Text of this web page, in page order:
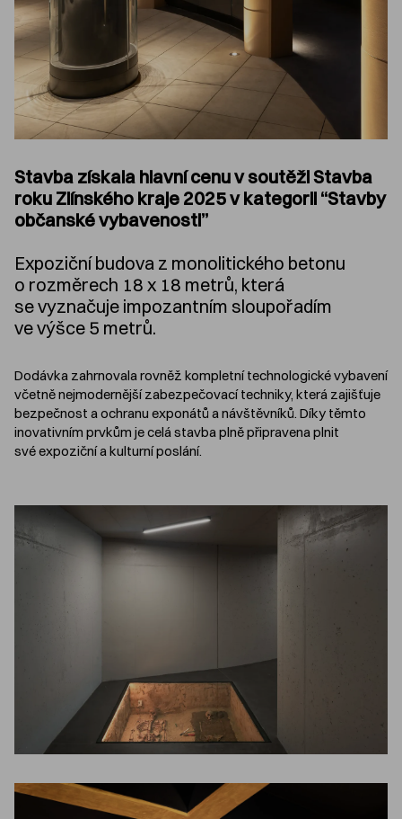
Stavba získala hlavní cenu v soutěži Stavba
roku Zlínského kraje 2025 v kategorii “Stavby
občanské vybavenosti”
Expoziční budova z monolitického betonu
o rozměrech 18 x 18 metrů, která
se vyznačuje impozantním sloupořadím
ve výšce 5 metrů.
Dodávka zahrnovala rovněž kompletní technologické vybavení
včetně nejmodernější zabezpečovací techniky, která zajišťuje
bezpečnost a ochranu exponátů a návštěvníků. Díky těmto
inovativním prvkům je celá stavba plně připravena plnit
své expoziční a kulturní poslání.